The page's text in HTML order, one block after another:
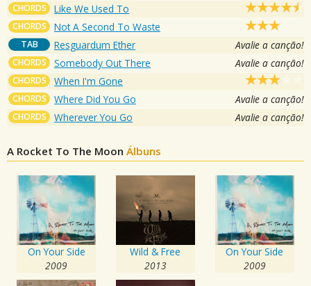
CHORDS Like We Used To
CHORDS Not A Second To Waste
TAB Resguardum Ether Avalie a canção!
CHORDS Somebody Out There Avalie a canção!
CHORDS When I'm Gone
CHORDS Where Did You Go Avalie a canção!
CHORDS Wherever You Go Avalie a canção!
A Rocket To The Moon Álbuns
On Your Side
2009
Wild & Free
2013
On Your Side
2009